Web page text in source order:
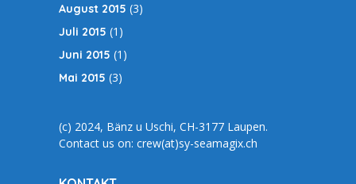
August 2015 (3)
Juli 2015 (1)
Juni 2015 (1)
Mai 2015 (3)
(c) 2024, Bänz u Uschi, CH-3177 Laupen.
Contact us on: crew(at)sy-seamagix.ch